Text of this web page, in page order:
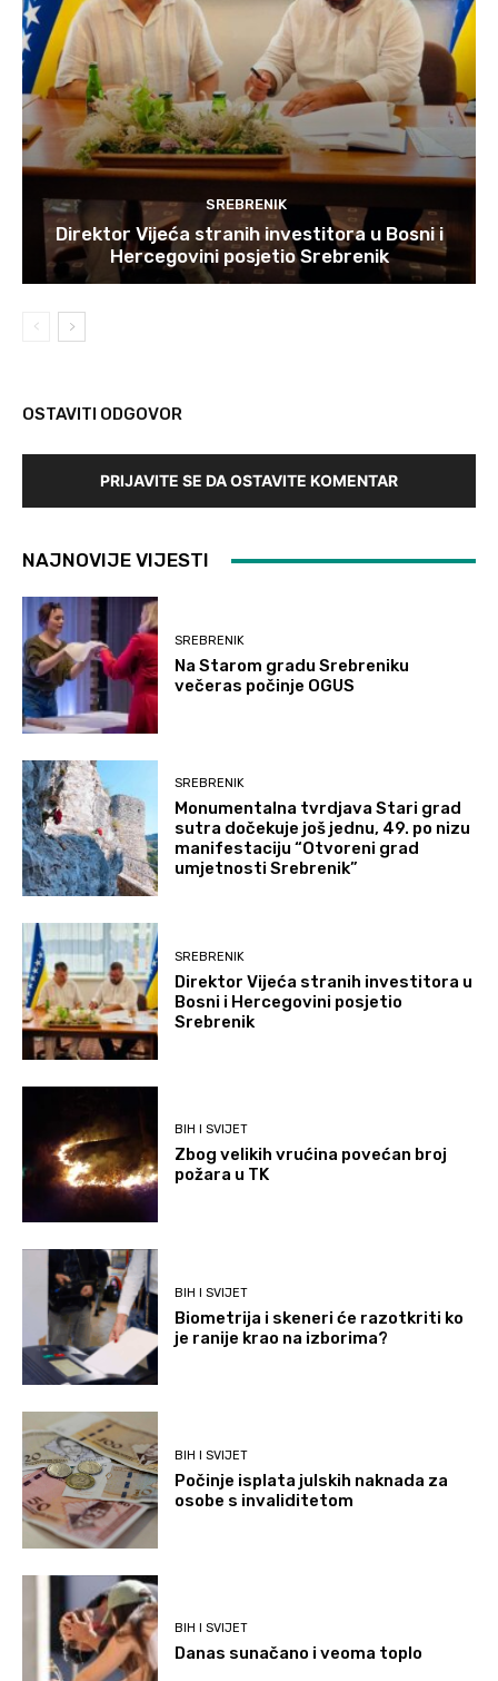
SREBRENIK
Direktor Vijeća stranih investitora u Bosni i
Hercegovini posjetio Srebrenik
OSTAVITI ODGOVOR
PRIJAVITE SE DA OSTAVITE KOMENTAR
NAJNOVIJE VIJESTI
SREBRENIK
Na Starom gradu Srebreniku
večeras počinje OGUS
SREBRENIK
Monumentalna tvrdjava Stari grad
sutra dočekuje još jednu, 49. po nizu
manifestaciju “Otvoreni grad
umjetnosti Srebrenik”
SREBRENIK
Direktor Vijeća stranih investitora u
Bosni i Hercegovini posjetio
Srebrenik
BIH I SVIJET
Zbog velikih vrućina povećan broj
požara u TK
BIH I SVIJET
Biometrija i skeneri će razotkriti ko
je ranije krao na izborima?
BIH I SVIJET
Počinje isplata julskih naknada za
osobe s invaliditetom
BIH I SVIJET
Danas sunačano i veoma toplo